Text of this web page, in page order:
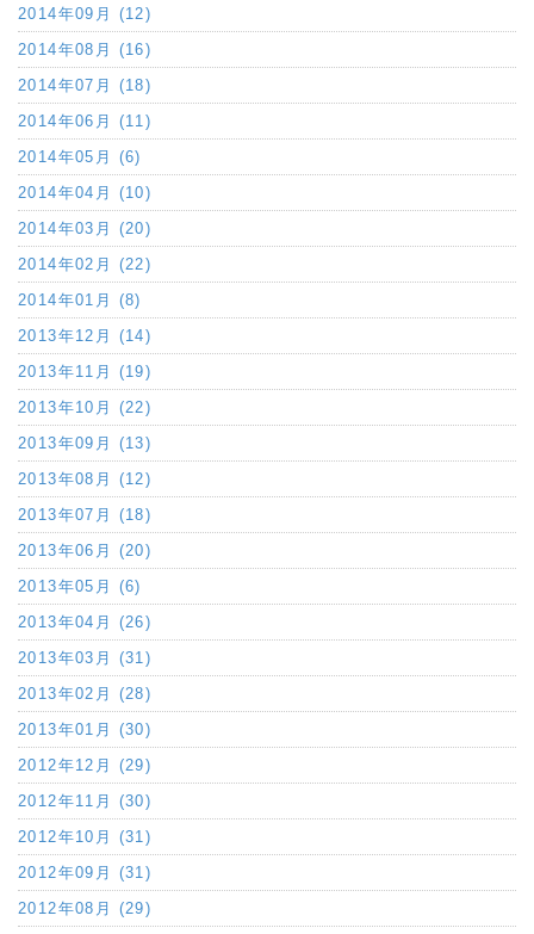
2014年09月 (12)
2014年08月 (16)
2014年07月 (18)
2014年06月 (11)
2014年05月 (6)
2014年04月 (10)
2014年03月 (20)
2014年02月 (22)
2014年01月 (8)
2013年12月 (14)
2013年11月 (19)
2013年10月 (22)
2013年09月 (13)
2013年08月 (12)
2013年07月 (18)
2013年06月 (20)
2013年05月 (6)
2013年04月 (26)
2013年03月 (31)
2013年02月 (28)
2013年01月 (30)
2012年12月 (29)
2012年11月 (30)
2012年10月 (31)
2012年09月 (31)
2012年08月 (29)